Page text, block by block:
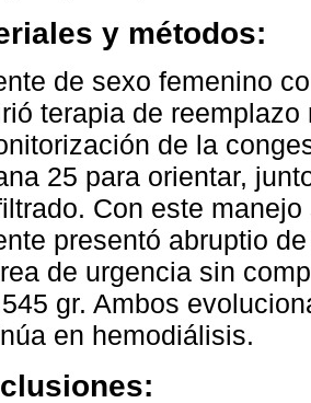
y métodos:
de sexo femenino
terapia de
de la
25 para orientar,
Con este
presentó abruptio
de urgencia sin
gr. Ambos
en hemodiálisis.